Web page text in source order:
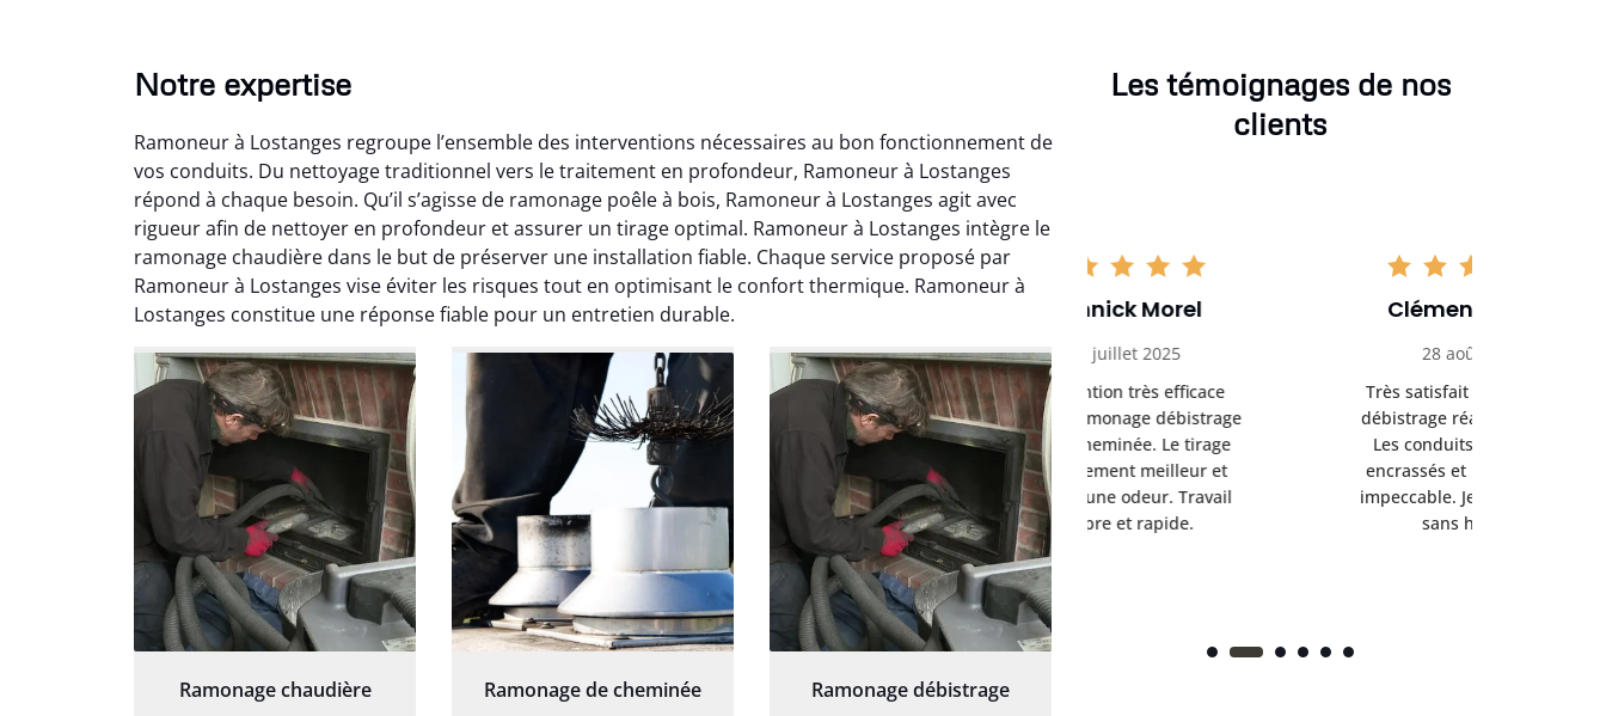
Notre expertise
Ramoneur à Lostanges regroupe l’ensemble des interventions nécessaires au bon fonctionnement de
vos conduits. Du nettoyage traditionnel vers le traitement en profondeur, Ramoneur à Lostanges
répond à chaque besoin. Qu’il s’agisse de ramonage poêle à bois, Ramoneur à Lostanges agit avec
rigueur afin de nettoyer en profondeur et assurer un tirage optimal. Ramoneur à Lostanges intègre le
ramonage chaudière dans le but de préserver une installation fiable. Chaque service proposé par
Ramoneur à Lostanges vise éviter les risques tout en optimisant le confort thermique. Ramoneur à
Lostanges constitue une réponse fiable pour un entretien durable.
Ramonage chaudière Ramonage de cheminée Ramonage débistrage
Les témoignages de nos
clients
Nicolas Perrin
22 janvier 2026
Intervention rapide et très
propre pour le ramonage
débistrage. On sent tout de
suite la différence au niveau
du tirage. Très satisfait.
12 juillet 2025
Intervention très efficace
pour le ramonage débistrage
de ma cheminée. Le tirage
est nettement meilleur et
plus aucune odeur. Travail
propre et rapide.
Clément Girard
Très satisfait du ramonage
débistrage réalisé chez moi.
Les conduits étaient bien
encrassés et le résultat est
impeccable. Je recommande